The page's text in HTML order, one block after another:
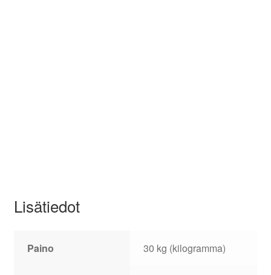
Lisätiedot
Paino 30 kg (kilogramma)